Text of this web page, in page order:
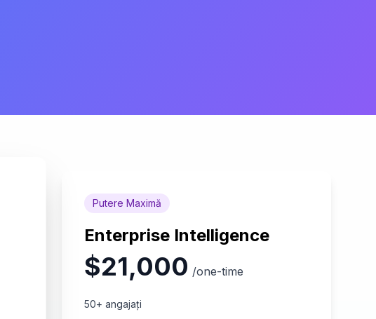
Putere Maximă
Enterprise Intelligence
$21,000 /one-time
50+ angajați